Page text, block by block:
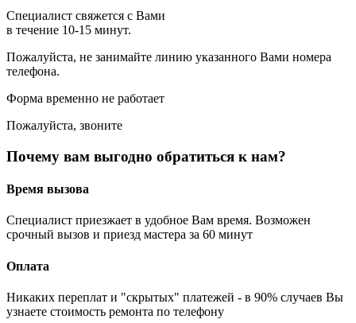
Специалист свяжется с Вами
в течение 10-15 минут.
Пожалуйста, не занимайте линию указанного Вами номера
телефона.
Форма временно не работает
Пожалуйста, звоните
Почему вам выгодно обратиться к нам?
Время вызова
Специалист приезжает в удобное Вам время. Возможен
срочный вызов и приезд мастера за 60 минут
Оплата
Никаких переплат и "скрытых" платежей - в 90% случаев Вы
узнаете стоимость ремонта по телефону